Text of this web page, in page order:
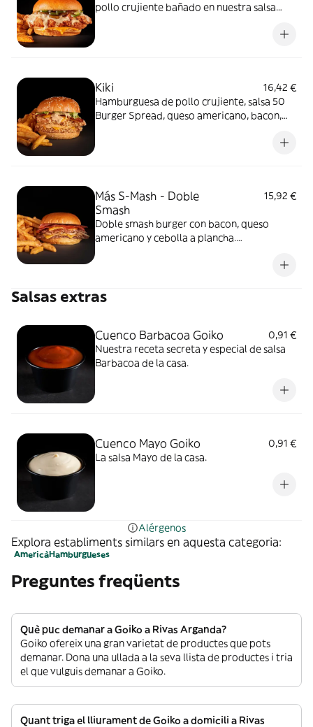
pollo crujiente bañado en nuestra salsa
fresco y pepinillo. Acompañada de patatas
Kiki
16,42 €
Hamburguesa de pollo crujiente, salsa 50
Burger Spread, queso americano, bacon,
Más S-Mash - Doble
Smash
15,92 €
Doble smash burger con bacon, queso
americano y cebolla a plancha.
Salsas extras
Cuenco Barbacoa Goiko
0,91 €
Nuestra receta secreta y especial de salsa
Barbacoa de la casa.
Cuenco Mayo Goiko
0,91 €
La salsa Mayo de la casa.
Alérgenos
Explora establiments similars en aquesta categoria:
AmericàHamburgueses
Preguntes freqüents
Què puc demanar a Goiko a Rivas Arganda?
Goiko ofereix una gran varietat de productes que pots
demanar. Dona una ullada a la seva llista de productes i tria
el que vulguis demanar a Goiko.
Quant triga el lliurament de Goiko a domicili a Rivas